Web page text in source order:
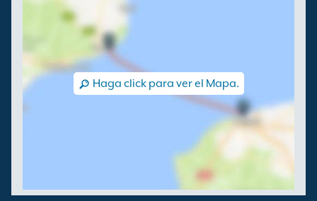
Haga click para ver el Mapa.